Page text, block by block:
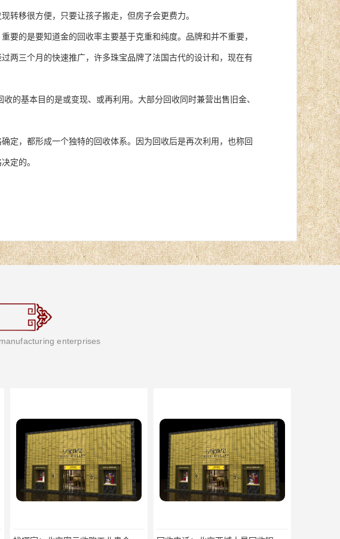
转移很方便，只要让孩子搬走，但房子会更费力。
的是要知道金的回收率主要基于克重和纯度。品牌和并不重要，
两三个月的快速推广，许多珠宝品牌了法国古代的设计和，现在有
的基本目的是或变现、或再利用。大部分回收同时兼营出售旧金、
定，都形成一个独特的回收体系。因为回收后是再次利用，也称回
定的。
enterprises